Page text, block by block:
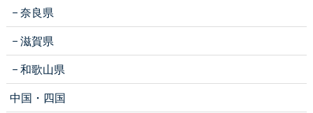
奈良県
滋賀県
和歌山県
中国・四国